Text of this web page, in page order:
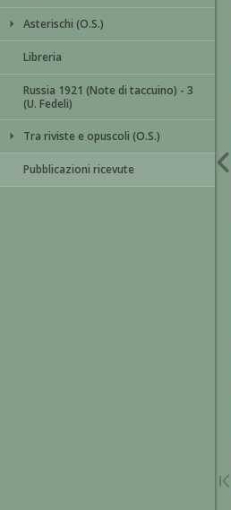
Asterischi (O.S.)
Libreria
Russia 1921 (Note di taccuino) - 3
(U. Fedeli)
Tra riviste e opuscoli (O.S.)
Pubblicazioni ricevute